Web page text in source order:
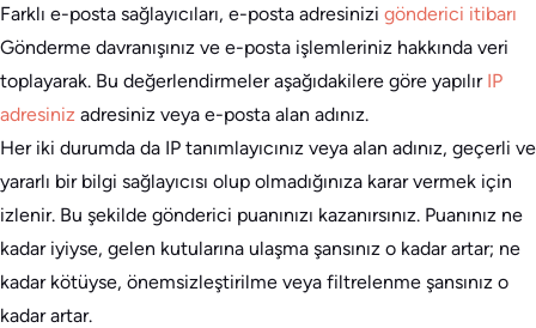
Farklı e-posta sağlayıcıları, e-posta adresinizi gönderici itibarı
Gönderme davranışınız ve e-posta işlemleriniz hakkında veri
toplayarak. Bu değerlendirmeler aşağıdakilere göre yapılır IP
adresiniz adresiniz veya e-posta alan adınız.
Her iki durumda da IP tanımlayıcınız veya alan adınız, geçerli ve
yararlı bir bilgi sağlayıcısı olup olmadığınıza karar vermek için
izlenir. Bu şekilde gönderici puanınızı kazanırsınız. Puanınız ne
kadar iyiyse, gelen kutularına ulaşma şansınız o kadar artar; ne
kadar kötüyse, önemsizleştirilme veya filtrelenme şansınız o
kadar artar.